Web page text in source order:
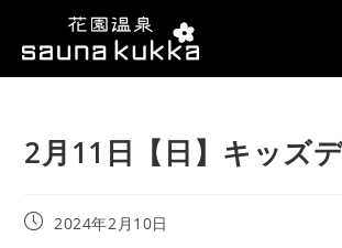
2月11日【日】キッズ
2024年2月10日